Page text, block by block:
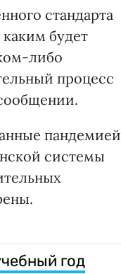
стандарта
будет
либо
процесс
пандемией
системы
год